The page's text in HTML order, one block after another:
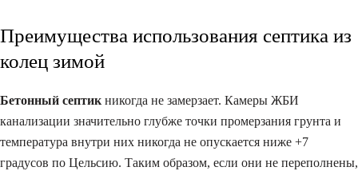
Преимущества использования септика из
колец зимой
Бетонный септик никогда не замерзает. Камеры ЖБИ
канализации значительно глубже точки промерзания грунта и
температура внутри них никогда не опускается ниже +7
градусов по Цельсию. Таким образом, если они не переполнены,